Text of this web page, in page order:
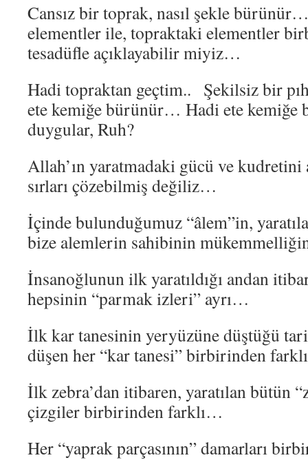
Cansız bir toprak, nasıl şekle
elementler ile, topraktaki elementler
tesadüfle açıklayabilir miyiz…
Hadi topraktan geçtim.. Şekilsiz bir
ete kemiğe bürünür… Hadi ete
duygular, Ruh?
Allah’ın yaratmadaki gücü ve
sırları çözebilmiş değiliz…
İçinde bulunduğumuz “âlem”in,
bize alemlerin sahibinin
İnsanoğlunun ilk yaratıldığı andan
hepsinin “parmak izleri” ayrı…
İlk kar tanesinin yeryüzüne düştüğü
düşen her “kar tanesi” birbirinden
İlk zebra’dan itibaren, yaratılan bütün
çizgiler birbirinden farklı…
Her “yaprak parçasının” damarları